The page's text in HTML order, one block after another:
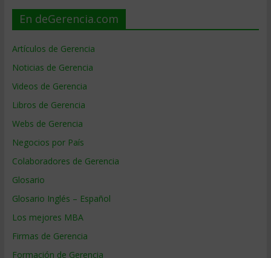
En deGerencia.com
Artículos de Gerencia
Noticias de Gerencia
Videos de Gerencia
Libros de Gerencia
Webs de Gerencia
Negocios por País
Colaboradores de Gerencia
Glosario
Glosario Inglés – Español
Los mejores MBA
Firmas de Gerencia
Formación de Gerencia